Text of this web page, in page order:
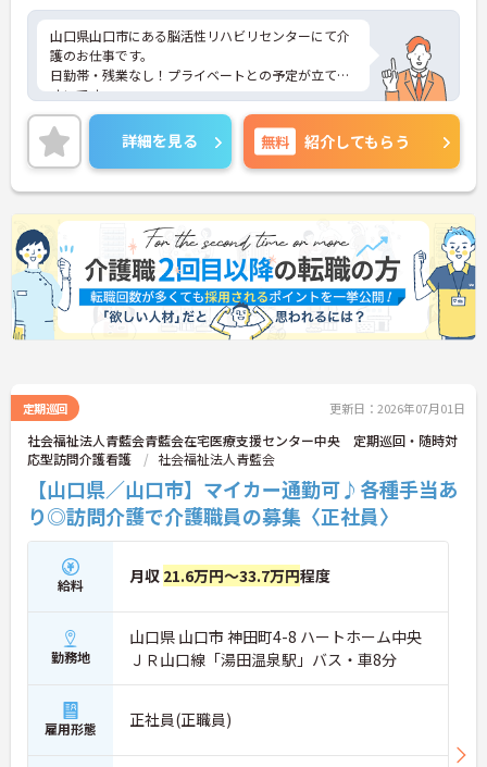
山口県山口市にある脳活性リハビリセンターにて介
護のお仕事です。
日勤帯・残業なし！プライベートとの予定が立てや
すいです。
託児所も完備されていますので、お子様がいらっし
ゃる方でも安心してご就業していただけます♪
ご興味ある方には、面接対策ポイントなど、さらに
詳細をお話しいたしますのでお気軽にご相談くださ
い。
詳細を見る 無料 紹介してもらう
定期巡回 更新日：2026年07月01日
社会福祉法人青藍会青藍会在宅医療支援センター中央 定期巡回・随時対
応型訪問介護看護
社会福祉法人青藍会
【山口県／山口市】マイカー通勤可♪各種手当あ
り◎訪問介護で介護職員の募集〈正社員〉
給料 月収 21.6万円～33.7万円程度
勤務地
山口県 山口市 神田町4-8 ハートホーム中央
ＪＲ山口線「湯田温泉駅」バス・車8分
雇用形態 正社員(正職員)